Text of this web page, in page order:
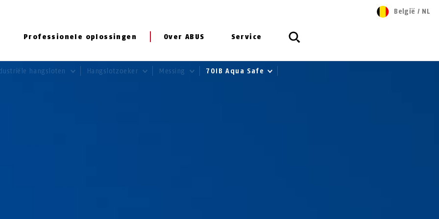
Professionele oplossingen Over ABUS Service
België / NL
hangsloten Hangslotzoeker Messing 70IB Aqua Safe